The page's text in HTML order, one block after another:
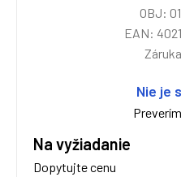
OBJ:
EAN:
Nie je
Na vyžiadanie
Dopytujte cenu